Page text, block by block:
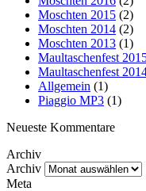
Moschten 2015 (2)
Moschten 2014 (2)
Moschten 2013 (1)
Maultaschenfest
Maultaschenfest
Allgemein (1)
Piaggio MP3 (1)
Neueste Kommentare
Archiv
Archiv
Meta